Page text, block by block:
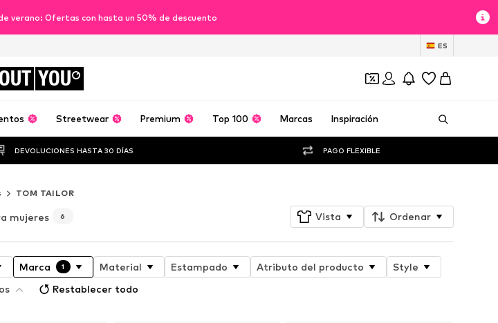
verano: Ofertas con hasta un 50% de descuento
ES
YOU
Streetwear Premium Top 100 Marcas Inspiración
DEVOLUCIONES HASTA 30 DÍAS PAGO FLEXIBLE
TOM TAILOR
mujeres 6 Vista Ordenar
Marca 1 Material Estampado Atributo del producto
Style
Restablecer todo